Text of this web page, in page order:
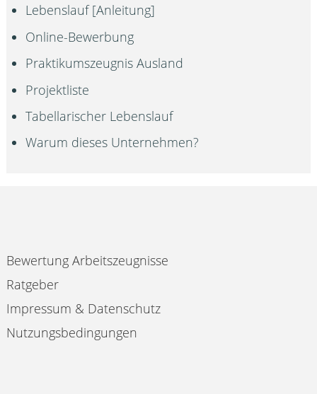
Lebenslauf [Anleitung]
Online-Bewerbung
Praktikumszeugnis Ausland
Projektliste
Tabellarischer Lebenslauf
Warum dieses Unternehmen?
Bewertung Arbeitszeugnisse
Ratgeber
Impressum & Datenschutz
Nutzungsbedingungen